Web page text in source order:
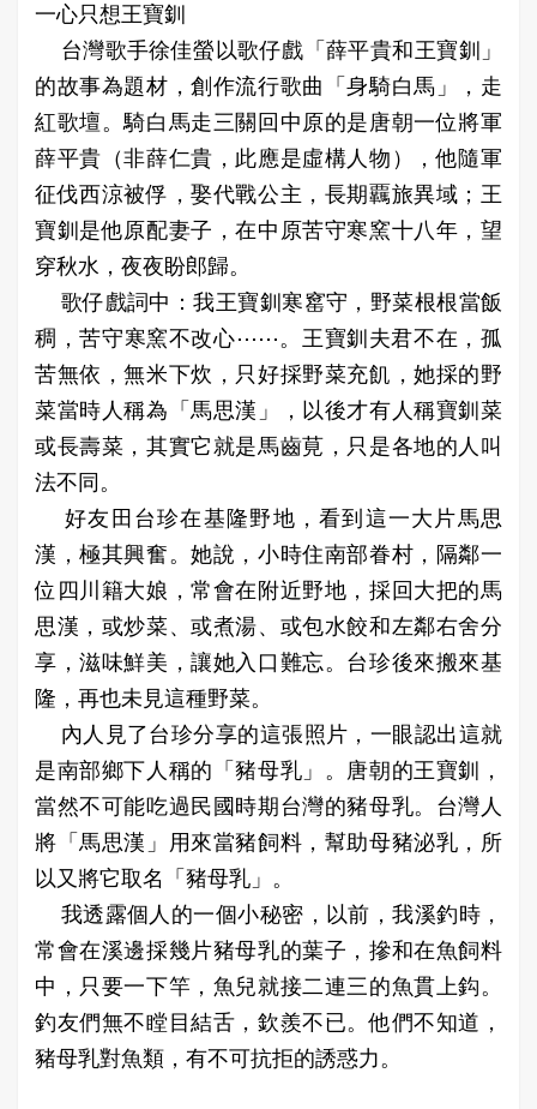
一心只想王寶釧
台灣歌手徐佳螢以歌仔戲「薛平貴和王寶釧」
的故事為題材，創作流行歌曲「身騎白馬」，走
紅歌壇。騎白馬走三關回中原的是唐朝一位將軍
薛平貴（非薛仁貴，此應是虛構人物），他隨軍
征伐西涼被俘，娶代戰公主，長期覊旅異域；王
寶釧是他原配妻子，在中原苦守寒窯十八年，望
穿秋水，夜夜盼郎歸。
歌仔戲詞中：我王寶釧寒窰守，野菜根根當飯
稠，苦守寒窯不改心⋯⋯。王寶釧夫君不在，孤
苦無依，無米下炊，只好採野菜充飢，她採的野
菜當時人稱為「馬思漢」，以後才有人稱寶釧菜
或長壽菜，其實它就是馬齒莧，只是各地的人叫
法不同。
好友田台珍在基隆野地，看到這一大片馬思
漢，極其興奮。她說，小時住南部眷村，隔鄰一
位四川籍大娘，常會在附近野地，採回大把的馬
思漢，或炒菜、或煮湯、或包水餃和左鄰右舍分
享，滋味鮮美，讓她入口難忘。台珍後來搬來基
隆，再也未見這種野菜。
內人見了台珍分享的這張照片，一眼認出這就
是南部鄉下人稱的「豬母乳」。唐朝的王寶釧，
當然不可能吃過民國時期台灣的豬母乳。台灣人
將「馬思漢」用來當豬飼料，幫助母豬泌乳，所
以又將它取名「豬母乳」。
我透露個人的一個小秘密，以前，我溪釣時，
常會在溪邊採幾片豬母乳的葉子，摻和在魚飼料
中，只要一下竿，魚兒就接二連三的魚貫上鈎。
釣友們無不瞠目結舌，欽羨不已。他們不知道，
豬母乳對魚類，有不可抗拒的誘惑力。